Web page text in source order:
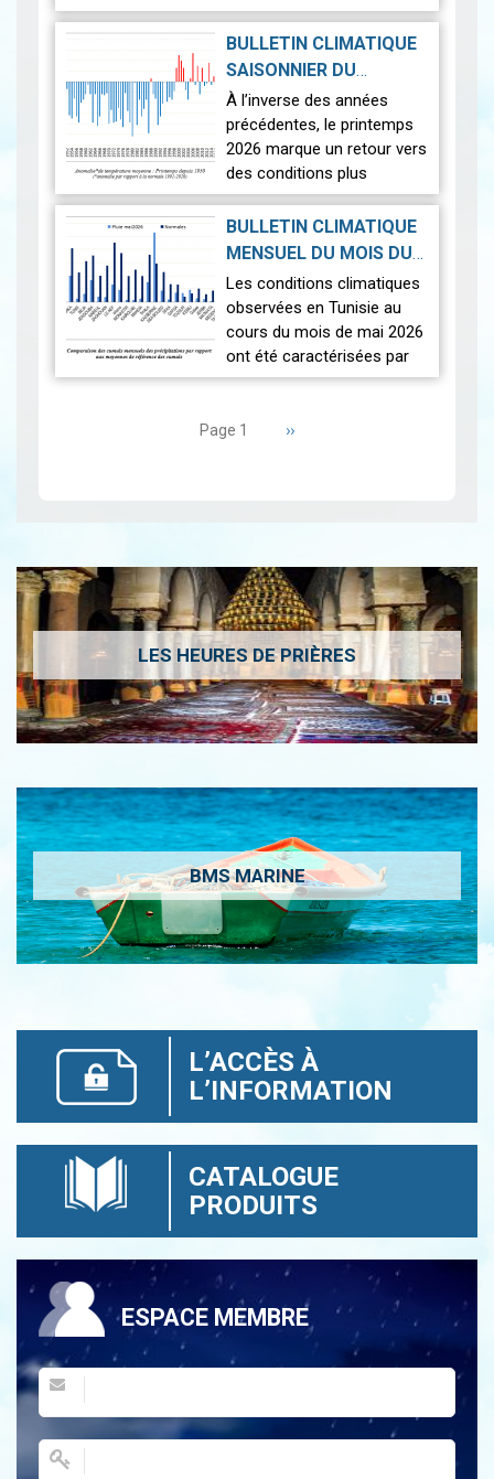
thermique, des
températures supérieures
aux normales ont été
observées sur l'en…
BULLETIN CLIMATIQUE
SAISONNIER DU
PRINTEMPS 2026|
2026-07-02
À l’inverse des années
précédentes, le printemps
2026 marque un retour vers
des conditions plus
proches de la normale,
avec un léger excédent
thermique de +0,3 °c
Nous r…
BULLETIN CLIMATIQUE
MENSUEL DU MOIS DU
MAI 2026|2026-06-17
Les conditions climatiques
observées en Tunisie au
cours du mois de mai 2026
ont été caractérisées par
des températures proches
répartition spatiale
Page 1 Page
››
LES HEURES DE PRIÈRES
BMS MARINE
L’ACCÈS À
L’INFORMATION
CATALOGUE
PRODUITS
ESPACE MEMBRE